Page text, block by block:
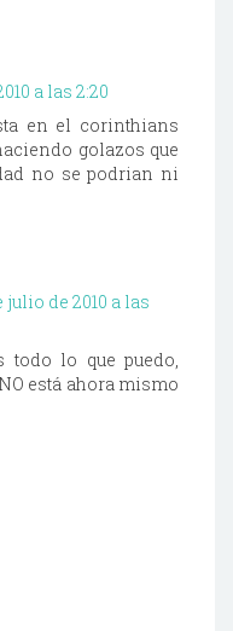
a las 2:20
en el corinthians
golazos que
no se podrian ni
julio de 2010 a las
lo que puedo,
está ahora mismo